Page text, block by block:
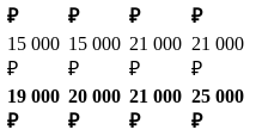
₽
₽
₽
₽
15 000
₽
15 000
₽
21 000
₽
21 000
₽
19 000
₽
20 000
₽
21 000
₽
25 000
₽